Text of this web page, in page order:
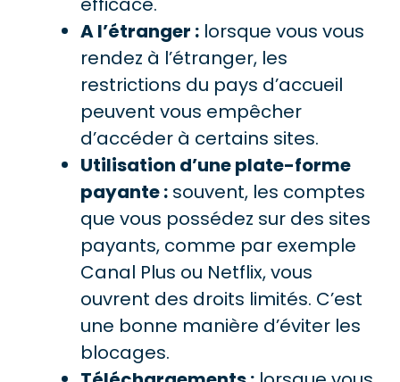
A l’étranger : lorsque vous vous
rendez à l’étranger, les
restrictions du pays d’accueil
peuvent vous empêcher
d’accéder à certains sites.
Utilisation d’une plate-forme
payante : souvent, les comptes
que vous possédez sur des sites
payants, comme par exemple
Canal Plus ou Netflix, vous
ouvrent des droits limités. C’est
une bonne manière d’éviter les
blocages.